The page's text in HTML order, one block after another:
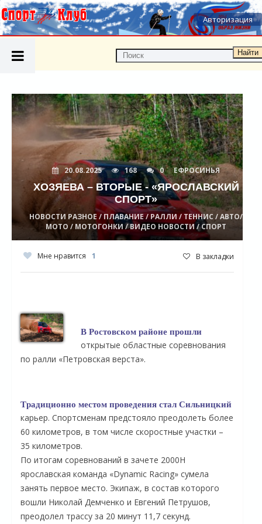
Авторизация
Найти
20.08.2025 168 0 ЕФРОСИНЬЯ
ХОЗЯЕВА – ВТОРЫЕ - «ЯРОСЛАВСКИЙ
СПОРТ»
НОВОСТИ РАЗНОЕ / ПЛАВАНИЕ / РАЛЛИ / ТЕННИС / АВТО/
МОТО / МОТОГОНКИ / ВИДЕО НОВОСТИ / СПОРТ
Мне нравится 1 В закладки
В Ростовском районе прошли
открытые областные соревнования
по ралли «Петровская верста».
Традиционно местом проведения стал Сильницкий
карьер. Спортсменам предстояло преодолеть более
60 километров, в том числе скоростные участки –
35 километров.
По итогам соревнований в зачете 2000Н
ярославская команда «Dynamic Racing» сумела
занять первое место. Экипаж, в состав которого
вошли Николай Демченко и Евгений Петрушов,
преодолел трассу за 20 минут 11,7 секунд.